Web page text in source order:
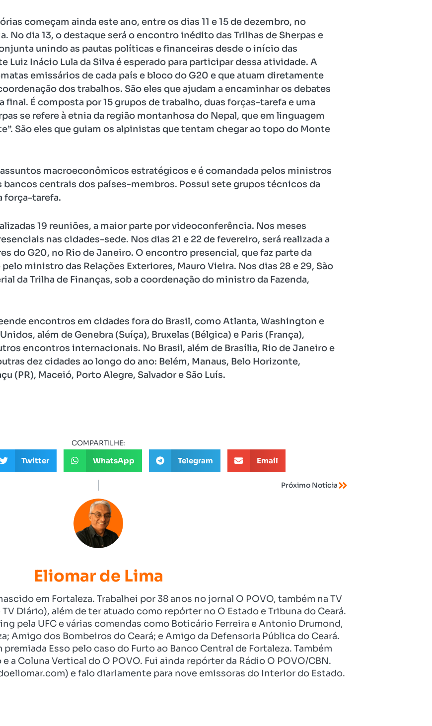
começam ainda este ano, entre os dias 11 e 15 de dezembro, no
No dia 13, o destaque será o encontro inédito das Trilhas de Sherpas e
unindo as pautas políticas e financeiras desde o início das
Luiz Inácio Lula da Silva é esperado para participar dessa atividade. A
emissários de cada país e bloco do G20 e que atuam diretamente
dos trabalhos. São eles que ajudam a encaminhar os debates
final. É composta por 15 grupos de trabalho, duas forças-tarefa e uma
se refere à etnia da região montanhosa do Nepal, que em linguagem
São eles que guiam os alpinistas que tentam chegar ao topo do Monte
assuntos macroeconômicos estratégicos e é comandada pelos ministros
bancos centrais dos países-membros. Possui sete grupos técnicos da
força-tarefa.
19 reuniões, a maior parte por videoconferência. Nos meses
nas cidades-sede. Nos dias 21 e 22 de fevereiro, será realizada a
do G20, no Rio de Janeiro. O encontro presencial, que faz parte da
ministro das Relações Exteriores, Mauro Vieira. Nos dias 28 e 29, São
da Trilha de Finanças, sob a coordenação do ministro da Fazenda,
encontros em cidades fora do Brasil, como Atlanta, Washington e
além de Genebra (Suíça), Bruxelas (Bélgica) e Paris (França),
encontros internacionais. No Brasil, além de Brasília, Rio de Janeiro e
dez cidades ao longo do ano: Belém, Manaus, Belo Horizonte,
(PR), Maceió, Porto Alegre, Salvador e São Luís.
COMPARTILHE:
Twitter WhatsApp Telegram Email
Próximo Notícia
Eliomar de Lima
em Fortaleza. Trabalhei por 38 anos no jornal O POVO, também na TV
TV Diário), além de ter atuado como repórter no O Estado e Tribuna do Ceará.
pela UFC e várias comendas como Boticário Ferreira e Antonio Drumond,
Amigo dos Bombeiros do Ceará; e Amigo da Defensoria Pública do Ceará.
Esso pelo caso do Furto ao Banco Central de Fortaleza. Também
a Coluna Vertical do O POVO. Fui ainda repórter da Rádio O POVO/CBN.
e falo diariamente para nove emissoras do Interior do Estado.